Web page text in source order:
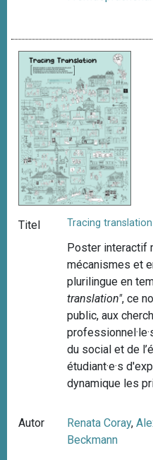
Titel Tracing translation
Poster interactif
mécanismes et
plurilingue en
translation", ce
public, aux
du social et de
étudiant·e·s
dynamique les
Autor Renata Coray,
Beckmann